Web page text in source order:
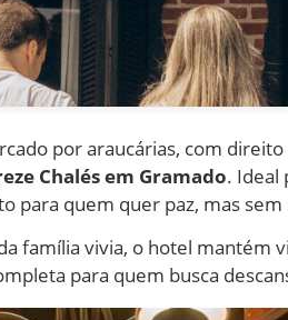
por araucárias, com
Chalés em Gramado. Ideal
quem quer paz, mas
família vivia, o hotel mantém
para quem busca